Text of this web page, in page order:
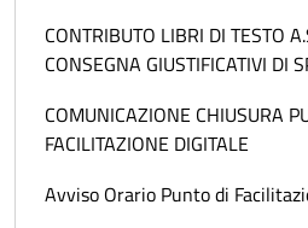
CONTRIBUTO LIBRI DI TESTO
CONSEGNA GIUSTIFICATIVI DI
COMUNICAZIONE CHIUSURA
FACILITAZIONE DIGITALE
Avviso Orario Punto di